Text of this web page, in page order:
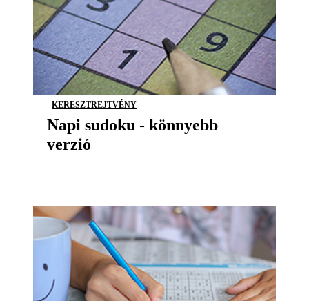
KERESZTREJTVÉNY
Napi sudoku - könnyebb
verzió